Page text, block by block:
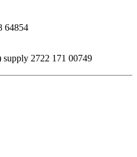
64854
2722 171 00749